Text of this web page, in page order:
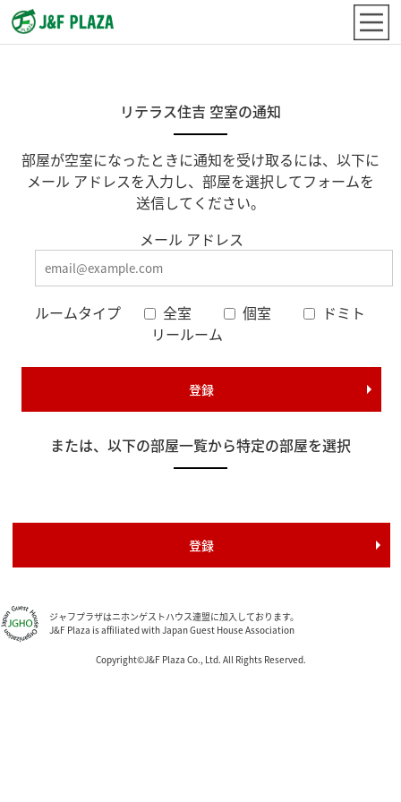
リテラス住吉 空室の通知
部屋が空室になったときに通知を受け取るには、以下に
メール アドレスを入力し、部屋を選択してフォームを
送信してください。
メール アドレス
ルームタイプ 全室 個室
ドミト
リールーム
または、以下の部屋一覧から特定の部屋を選択
ジャフプラザはニホンゲストハウス連盟に加入しております。
J&F Plaza is affiliated with Japan Guest House Association
Copyright©J&F Plaza Co., Ltd. All Rights Reserved.